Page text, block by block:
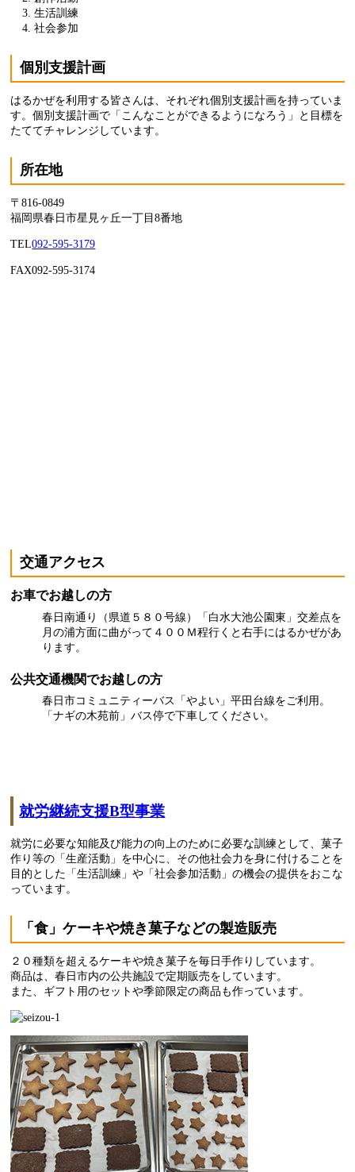
生活訓練
社会参加
個別支援計画
はるかぜを利用する皆さんは、それぞれ個別支援計画を持っていま
す。個別支援計画で「こんなことができるようになろう」と目標を
たててチャレンジしています。
所在地
〒816-0849
福岡県春日市星見ヶ丘一丁目8番地
TEL092-595-3179
FAX092-595-3174
交通アクセス
お車でお越しの方
春日南通り（県道５８０号線）「白水大池公園東」交差点を
月の浦方面に曲がって４００Ｍ程行くと右手にはるかぜがあ
ります。
公共交通機関でお越しの方
春日市コミュニティーバス「やよい」平田台線をご利用。
「ナギの木苑前」バス停で下車してください。
就労継続支援B型事業
就労に必要な知能及び能力の向上のために必要な訓練として、菓子
作り等の「生産活動」を中心に、その他社会力を身に付けることを
目的とした「生活訓練」や「社会参加活動」の機会の提供をおこな
っています。
「食」ケーキや焼き菓子などの製造販売
２０種類を超えるケーキや焼き菓子を毎日手作りしています。
商品は、春日市内の公共施設で定期販売をしています。
また、ギフト用のセットや季節限定の商品も作っています。